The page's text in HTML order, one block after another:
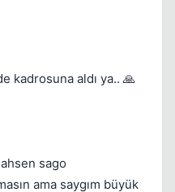
kadrosuna aldı ya.. 🙏
sago
ama saygım büyük